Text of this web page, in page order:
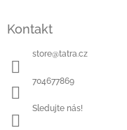
Kontakt
store@tatra.cz
704677869
Sledujte nás!